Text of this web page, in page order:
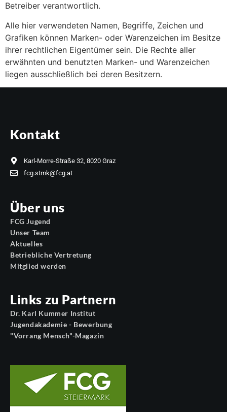
Betreiber verantwortlich.
Alle hier verwendeten Namen, Begriffe, Zeichen und
Grafiken können Marken- oder Warenzeichen im Besitze
ihrer rechtlichen Eigentümer sein. Die Rechte aller
erwähnten und benutzten Marken- und Warenzeichen
liegen ausschließlich bei deren Besitzern.
Kontakt
Karl-Morre-Straße 32, 8020 Graz
fcg.stmk@fcg.at
Über uns
FCG Jugend
Unser Team
Aktuelles
Betriebliche Vertretung
Mitglied werden
Links zu Partnern
Dr. Karl Kummer Institut
Jugendakademie - Bewerbung
"Vorrang Mensch"-Magazin